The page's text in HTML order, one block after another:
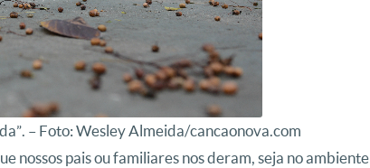
– Foto: Wesley Almeida/cancaonova.com
nossos pais ou familiares nos deram, seja no ambiente